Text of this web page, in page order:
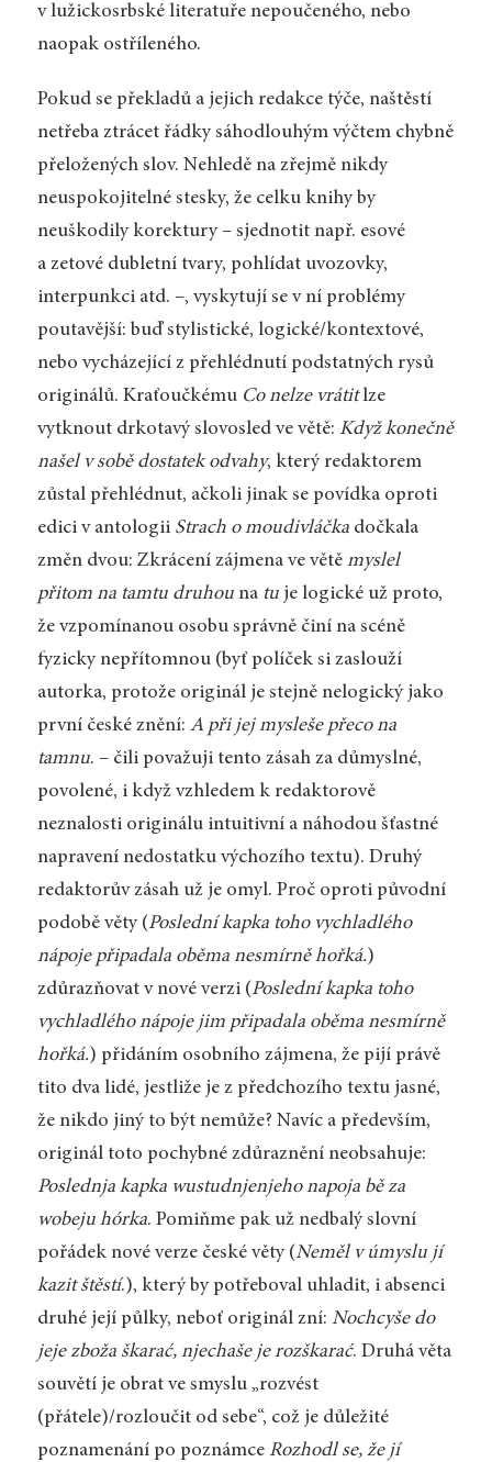
v lužickosrbské literatuře nepoučeného, nebo
naopak ostříleného.
Pokud se překladů a jejich redakce týče, naštěstí
netřeba ztrácet řádky sáhodlouhým výčtem chybně
přeložených slov. Nehledě na zřejmě nikdy
neuspokojitelné stesky, že celku knihy by
neuškodily korektury – sjednotit např. esové
a zetové dubletní tvary, pohlídat uvozovky,
interpunkci atd. –, vyskytují se v ní problémy
poutavější: buď stylistické, logické/kontextové,
nebo vycházející z přehlédnutí podstatných rysů
originálů. Kraťoučkému Co nelze vrátitlze
vytknout drkotavý slovosled ve větě: Když konečně
našel v sobě dostatek odvahy, který redaktorem
zůstal přehlédnut, ačkoli jinak se povídka oproti
edici v antologii Strach o moudivláčkadočkala
změn dvou: Zkrácení zájmena ve větě myslel
přitom na tamtu druhouna tuje logické už proto,
že vzpomínanou osobu správně činí na scéně
fyzicky nepřítomnou (byť políček si zaslouží
autorka, protože originál je stejně nelogický jako
první české znění: A při jej mysleše přeco na
tamnu. – čili považuji tento zásah za důmyslné,
povolené, i když vzhledem k redaktorově
neznalosti originálu intuitivní a náhodou šťastné
napravení nedostatku výchozího textu). Druhý
redaktorův zásah už je omyl. Proč oproti původní
podobě věty (Poslední kapka toho vychladlého
nápoje připadala oběma nesmírně hořká.)
zdůrazňovat v nové verzi (Poslední kapka toho
vychladlého nápoje jim připadala oběma nesmírně
hořká.) přidáním osobního zájmena, že pijí právě
tito dva lidé, jestliže je z předchozího textu jasné,
že nikdo jiný to být nemůže? Navíc a především,
originál toto pochybné zdůraznění neobsahuje:
Poslednja kapka wustudnjenjeho napoja bě za
wobeju hórka. Pomiňme pak už nedbalý slovní
pořádek nové verze české věty (Neměl v úmyslu jí
kazit štěstí.), který by potřeboval uhladit, i absenci
druhé její půlky, neboť originál zní: Nochcyše do
jeje zboža škarać, njechaše je rozškarać. Druhá věta
souvětí je obrat ve smyslu „rozvést
(přátele)/rozloučit od sebe“, což je důležité
poznamenání po poznámce Rozhodl se, že jí